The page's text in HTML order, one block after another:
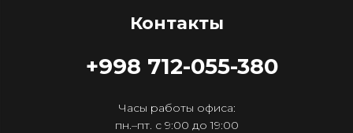
Контакты
+998 712-055-380
Часы работы офиса:
пн.–пт. с 9:00 до 19:00